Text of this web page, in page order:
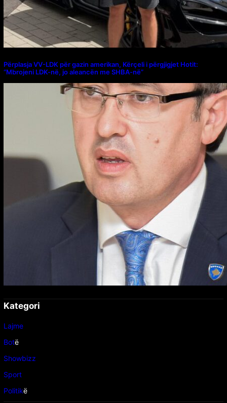
Përplasja VV-LDK për gazin amerikan, Kërçeli i përgjigjet Hotit:
“Mbrojeni LDK-në, jo aleancën me SHBA-në”
Kategori
Lajme
Botë
Showbizz
Sport
Politikë